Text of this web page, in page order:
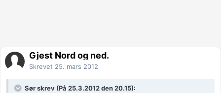
Gjest Nord og ned.
Skrevet 25. mars 2012
Sør skrev (På 25.3.2012 den 20.15):